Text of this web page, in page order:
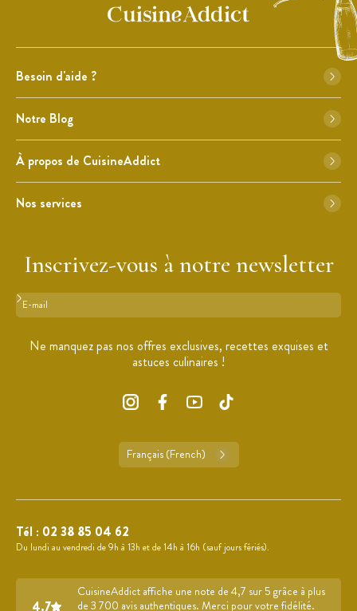
Besoin d'aide ?
Notre Blog
À propos de CuisineAddict
Nos services
Inscrivez-vous à notre newsletter
Format : adresse@email.com
Ne manquez pas nos offres exclusives, recettes exquises et
astuces culinaires !
Français (French)
Tél : 02 38 85 04 62
Du lundi au vendredi de 9h à 13h et de 14h à 16h (sauf jours fériés).
4.7
CuisineAddict affiche une note de 4,7 sur 5 grâce à plus
de 3 700 avis authentiques. Merci pour votre fidélité.